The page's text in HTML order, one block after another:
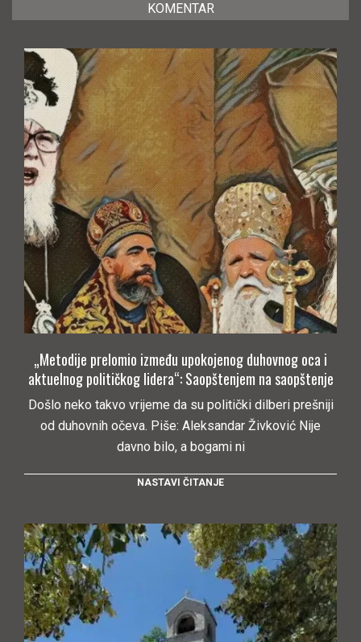
KOMENTAR
„Metodije prelomio između upokojenog duhovnog oca i
aktuelnog političkog lidera“: Saopštenjem na saopštenje
Došlo neko takvo vrijeme da su politički dilberi prešniji
od duhovnih očeva. Piše: Aleksandar Živković Nije
davno bilo, a bogami ni
NASTAVI ČITANJE